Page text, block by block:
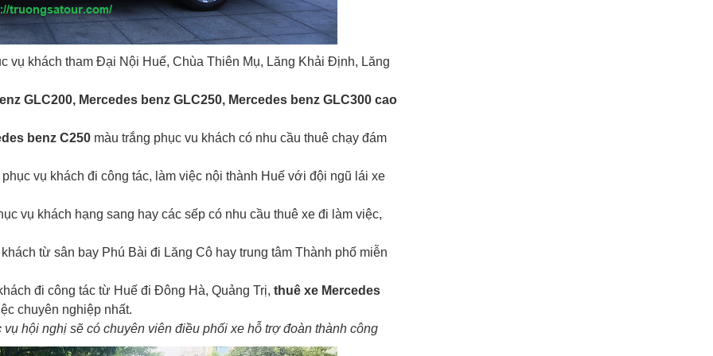
vụ khách tham Đại Nội Huế, Chùa Thiên Mụ, Lăng Khải Định, Lăng
GLC200, Mercedes benz GLC250, Mercedes benz GLC300 cao
benz C250 màu trắng phục vu khách có nhu cầu thuê chạy đám
phục vụ khách đi công tác, làm việc nội thành Huế với đội ngũ lái xe
vụ khách hạng sang hay các sếp có nhu cầu thuê xe đi làm việc,
từ sân bay Phú Bài đi Lăng Cô hay trung tâm Thành phố miễn
đi công tác từ Huế đi Đông Hà, Quảng Trị, thuê xe Mercedes
chuyên nghiệp nhất.
hội nghị sẽ có chuyên viên điều phối xe hỗ trợ đoàn thành công